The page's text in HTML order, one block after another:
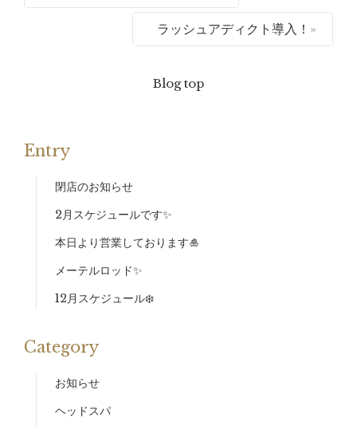
ラッシュアディクト導入！
Blog top
Entry
閉店のお知らせ
2月スケジュールです✨
本日より営業しております🎍
メーテルロッド✨
12月スケジュール❄️
Category
お知らせ
ヘッドスパ